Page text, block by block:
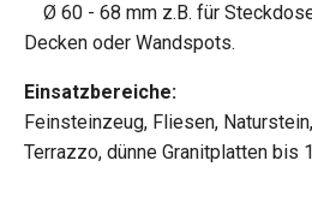
Ø 60 - 68 mm z.B. für
Decken oder Wandspots.
Einsatzbereiche:
Feinsteinzeug, Fliesen,
Terrazzo, dünne Granitplatten bis